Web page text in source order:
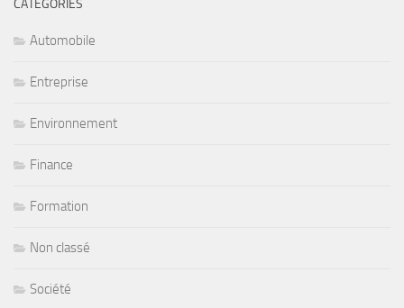
CATÉGORIES
Automobile
Entreprise
Environnement
Finance
Formation
Non classé
Société